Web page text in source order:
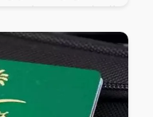
واللحم المفروم